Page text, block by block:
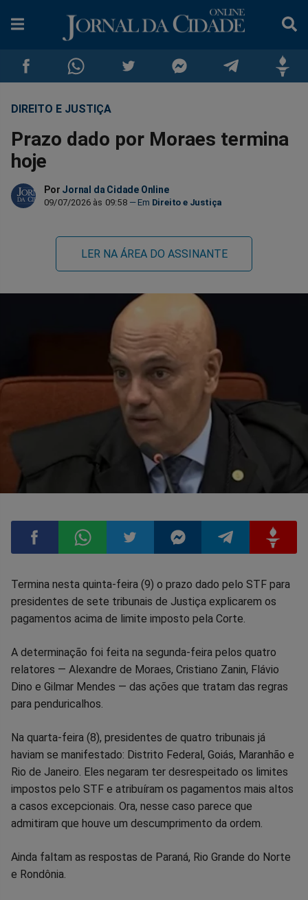
Compartilhar
no
Facebook
Compartilhar
no
Whatsapp
Compartilhar
no
Twitter
no
Messenger
no
no
DIREITO E JUSTIÇA
Prazo dado por Moraes termina
hoje
Por Jornal da Cidade Online
09/07/2026 às 09:58 Direito e Justiça
LER NA ÁREA DO ASSINANTE
Compartilhar
no
Facebook
Compartilhar
no
Whatsapp
Compartilhar
no
Twitter
Compartilhar
no
Messenger
Compartilhar
no
TelegramGettr
Termina nesta quinta-feira (9) o prazo dado pelo STF para
presidentes de sete tribunais de Justiça explicarem os
pagamentos acima de limite imposto pela Corte.
A determinação foi feita na segunda-feira pelos quatro
relatores — Alexandre de Moraes, Cristiano Zanin, Flávio
Dino e Gilmar Mendes — das ações que tratam das regras
para penduricalhos.
Na quarta-feira (8), presidentes de quatro tribunais já
haviam se manifestado: Distrito Federal, Goiás, Maranhão e
Rio de Janeiro. Eles negaram ter desrespeitado os limites
impostos pelo STF e atribuíram os pagamentos mais altos
a casos excepcionais. Ora, nesse caso parece que
admitiram que houve um descumprimento da ordem.
Ainda faltam as respostas de Paraná, Rio Grande do Norte
e Rondônia.